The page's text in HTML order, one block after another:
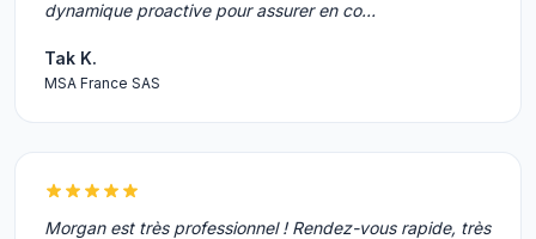
dynamique proactive pour assurer en co…
Tak K.
MSA France SAS
Morgan est très professionnel ! Rendez-vous rapide, très